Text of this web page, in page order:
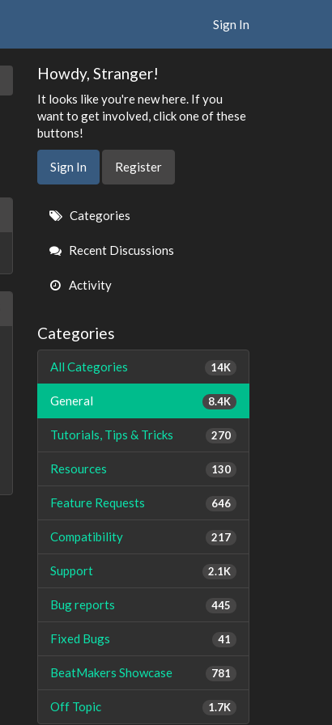
Sign In
Howdy, Stranger!
It looks like you're new here. If you
want to get involved, click one of these
buttons!
Sign In Register
Quick
Links
Categories
Recent Discussions
Activity
Categories
14K
All Categories
8.4K
General
270
Tutorials, Tips & Tricks
130
Resources
646
Feature Requests
217
Compatibility
2.1K
Support
445
Bug reports
41
Fixed Bugs
781
BeatMakers Showcase
1.7K
Off Topic